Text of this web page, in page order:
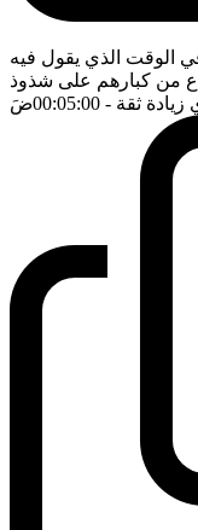
في الوقت الذي يقول فيه
من كبارهم على شذوذ
زيادة ثقة - 00:05:00 ضَ